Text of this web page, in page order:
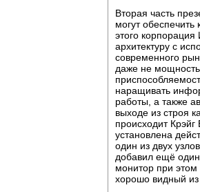
Вторая часть
могут
этого
архитектуру с
современного
даже не
наращивать
работы, а также
выходе из строя
происходит
установлена
один из двух
добавил ещё один
монитор при
хорошо видный из